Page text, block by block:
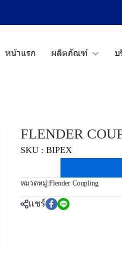
หน้าแรก ผลิตภัณฑ์ บ
FLENDER
SKU : BIPEX
หมวดหมู่:Flender Coupling
แชร์